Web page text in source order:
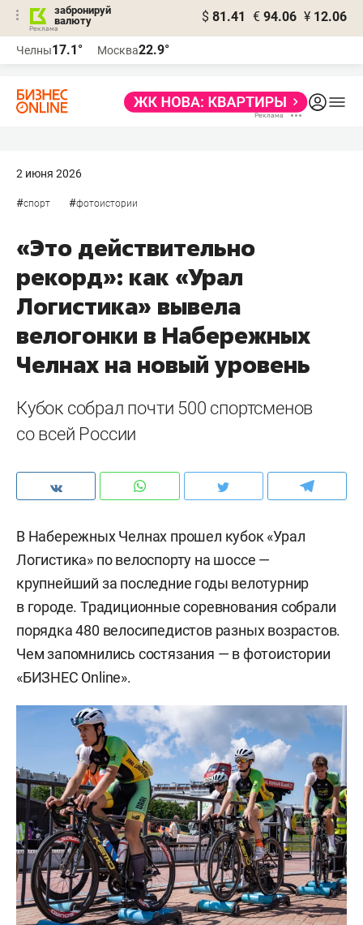
забронируй
валюту
$ 81.41 € 94.06 ¥ 12.06
Челны17.1° Москва22.9°
2 июня 2026
#спорт #фотоистории
«Это действительно
рекорд»: как «Урал
Логистика» вывела
велогонки в Набережных
Челнах на новый уровень
Кубок собрал почти 500 спортсменов
со всей России
В Набережных Челнах прошел кубок «Урал
Логистика» по велоспорту на шоссе —
крупнейший за последние годы велотурнир
в городе. Традиционные соревнования собрали
порядка 480 велосипедистов разных возрастов.
Чем запомнились состязания — в фотоистории
«БИЗНЕС Online».